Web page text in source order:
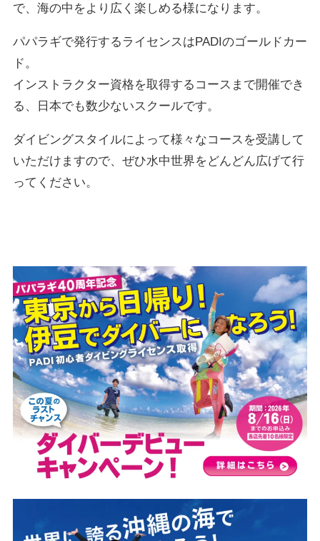
で、海の中をより広く楽しめる様になります。
パパラギで発行するライセンスはPADIのゴールドカー
ド。
インストラクター資格を取得するコースまで開催でき
る、日本でも数少ないスクールです。
ダイビングスタイルによって様々なコースを受講して
いただけますので、ぜひ水中世界をどんどん広げて行
ってください。